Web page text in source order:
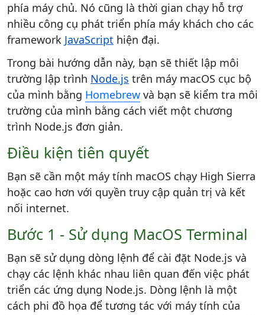
phía máy chủ. Nó cũng là thời gian chạy hỗ trợ
nhiều công cụ phát triển phía máy khách cho các
framework JavaScript hiện đại.
Trong bài hướng dẫn này, bạn sẽ thiết lập môi
trường lập trình Node.js trên máy macOS cục bộ
của mình bằng Homebrew và bạn sẽ kiểm tra môi
trường của mình bằng cách viết một chương
trình Node.js đơn giản.
Điều kiện tiên quyết
Bạn sẽ cần một máy tính macOS chạy High Sierra
hoặc cao hơn với quyền truy cập quản trị và kết
nối internet.
Bước 1 - Sử dụng MacOS Terminal
Bạn sẽ sử dụng dòng lệnh để cài đặt Node.js và
chạy các lệnh khác nhau liên quan đến việc phát
triển các ứng dụng Node.js. Dòng lệnh là một
cách phi đồ họa để tương tác với máy tính của